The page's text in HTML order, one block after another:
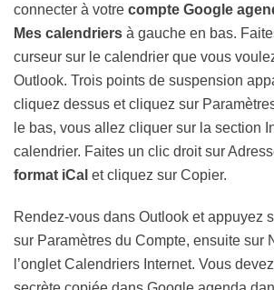
connecter à votre compte Google
Mes calendriers à gauche en bas.
curseur sur le calendrier que vous
Outlook. Trois points de suspension
cliquez dessus et cliquez sur
le bas, vous allez cliquer sur la section
calendrier. Faites un clic droit sur
format iCal et cliquez sur Copier.
Rendez-vous dans Outlook et appuyez
sur Paramètres du Compte, ensuite sur
l’onglet Calendriers Internet. Vous